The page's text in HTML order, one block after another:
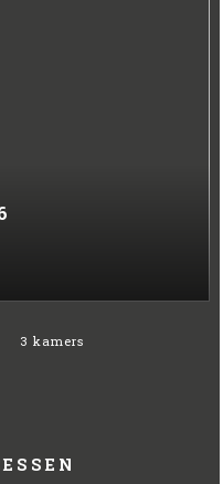
3 kamers